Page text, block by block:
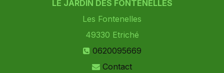
LE JARDIN DES FONTENELLES
Les Fontenelles
49330 Etriché
0620095669
Contact